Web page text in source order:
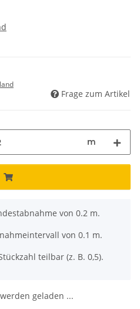
Frage zum Artikel
m
von 0.2 m.
von 0.1 m.
teilbar (z. B. 0,5).
geladen ...